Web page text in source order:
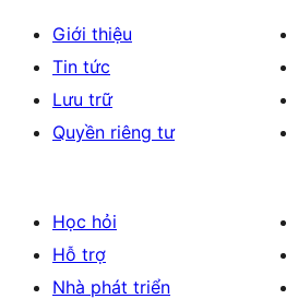
Giới thiệu
Tin tức
Lưu trữ
Quyền riêng tư
Học hỏi
Hỗ trợ
Nhà phát triển